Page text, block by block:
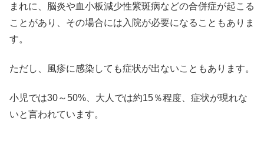
まれに、脳炎や血小板減少性紫斑病などの合併症が起こる
ことがあり、その場合には入院が必要になることもありま
す。
ただし、風疹に感染しても症状が出ないこともあります。
小児では30～50%、大人では約15％程度、症状が現れな
いと言われています。